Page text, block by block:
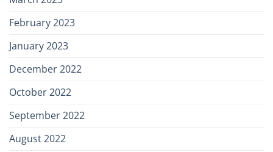
February 2023
January 2023
December 2022
October 2022
September 2022
August 2022